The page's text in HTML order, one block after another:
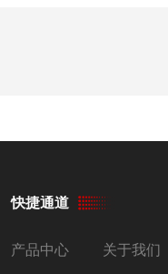
快捷通道
产品中心 关于我们